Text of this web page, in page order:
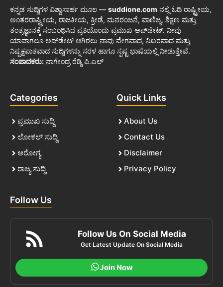
ಕನ್ನಡ ಸುದ್ದಿಗಳ ವಿಶ್ವಾಸಾರ್ಹ ಮೂಲ — suddione.com ನಲ್ಲಿ ಓದಿ ರಾಷ್ಟ್ರೀಯ,
ಅಂತರರಾಷ್ಟ್ರೀಯ, ರಾಜಕೀಯ, ಕ್ರೀಡೆ, ಮನರಂಜನೆ, ವಾಣಿಜ್ಯ, ಶಿಕ್ಷಣ ಮತ್ತು
ತಂತ್ರಜ್ಞಾನಕ್ಕೆ ಸಂಬಂಧಿಸಿದ ಪ್ರತಿಯೊಂದು ಪ್ರಮುಖ ಅಪ್‌ಡೇಟ್. ನೀವು
ಯಾವಾಗಲೂ ಅಪ್‌ಡೇಟ್ ಆಗಿರಲು ನಾವು ವೇಗವಾದ, ನಿಖರವಾದ ಮತ್ತು
ನಿಷ್ಪಕ್ಷಪಾತವಾದ ಸುದ್ದಿಗಳನ್ನು ಸರಳ ಹಾಗೂ ಸ್ಪಷ್ಟ ಭಾಷೆಯಲ್ಲಿ ನೀಡುತ್ತೇವೆ.
ಸಂಪಾದಕರು: ನಾಗೇಂದ್ರ ರೆಡ್ಡಿ ಪಿ.ಎಲ್
Categories
ಪ್ರಮುಖ ಸುದ್ದಿ
ಲೋಕಲ್ ಸುದ್ದಿ
ಆರೋಗ್ಯ
ರಾಜ್ಯ ಸುದ್ದಿ
Quick Links
About Us
Contact Us
Disclaimer
Privacy Policy
Follow Us
Follow Us On Social Media
Get Latest Update On Social Media
Join Now